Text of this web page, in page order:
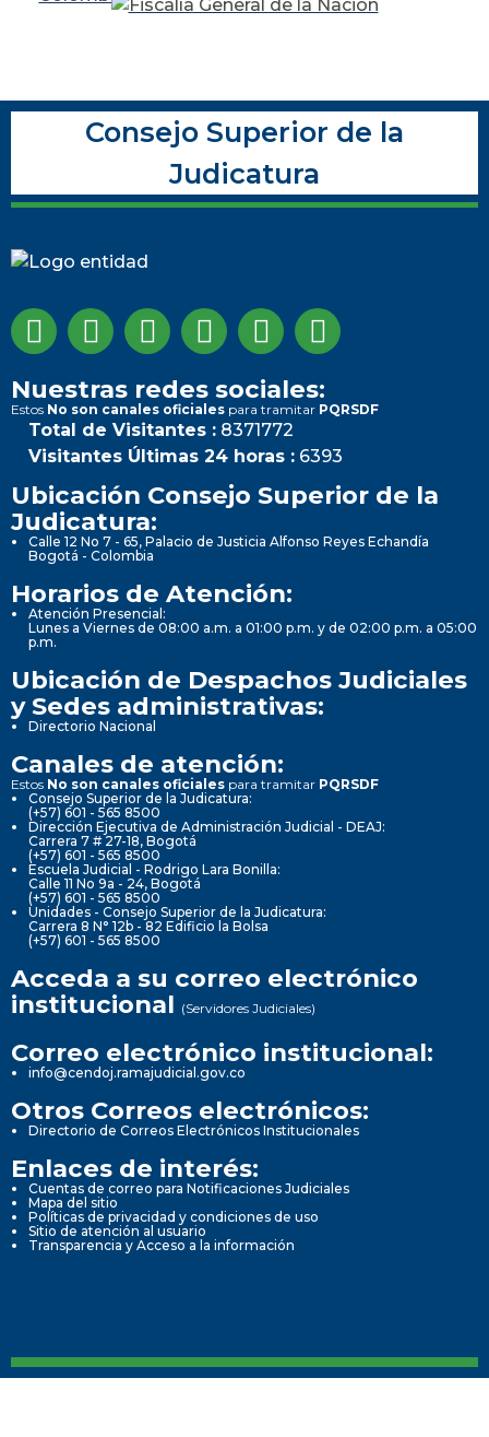
Consejo Superior de la
Judicatura
Nuestras redes sociales:
Estos No son canales oficiales para tramitar PQRSDF
Total de Visitantes : 8371772
Visitantes Últimas 24 horas : 6393
Ubicación Consejo Superior de la
Judicatura:
Calle 12 No 7 - 65, Palacio de Justicia Alfonso Reyes Echandía
Bogotá - Colombia
Horarios de Atención:
Atención Presencial:
Lunes a Viernes de 08:00 a.m. a 01:00 p.m. y de 02:00 p.m. a 05:00
p.m.
Ubicación de Despachos Judiciales
y Sedes administrativas:
Directorio Nacional
Canales de atención:
Estos No son canales oficiales para tramitar PQRSDF
Consejo Superior de la Judicatura:
(+57) 601 - 565 8500
Dirección Ejecutiva de Administración Judicial - DEAJ:
Carrera 7 # 27-18, Bogotá
(+57) 601 - 565 8500
Escuela Judicial - Rodrigo Lara Bonilla:
Calle 11 No 9a - 24, Bogotá
(+57) 601 - 565 8500
Unidades - Consejo Superior de la Judicatura:
Carrera 8 N° 12b - 82 Edificio la Bolsa
(+57) 601 - 565 8500
Acceda a su correo electrónico
institucional (Servidores Judiciales)
Correo electrónico institucional:
info@cendoj.ramajudicial.gov.co
Otros Correos electrónicos:
Directorio de Correos Electrónicos Institucionales
Enlaces de interés:
Cuentas de correo para Notificaciones Judiciales
Mapa del sitio
Políticas de privacidad y condiciones de uso
Sitio de atención al usuario
Transparencia y Acceso a la información